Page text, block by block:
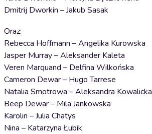
Dmitrij Dworkin – Jakub Sasak
Oraz:
Rebecca Hoffmann – Angelika Kurowska
Jasper Murray – Aleksander Kaleta
Veren Marquand – Delfina Wilkońska
Cameron Dewar – Hugo Tarrese
Natalia Smotrowa – Aleksandra Kowalicka
Beep Dewar – Mila Jankowska
Karolin – Julia Chatys
Nina – Katarzyna Łubik